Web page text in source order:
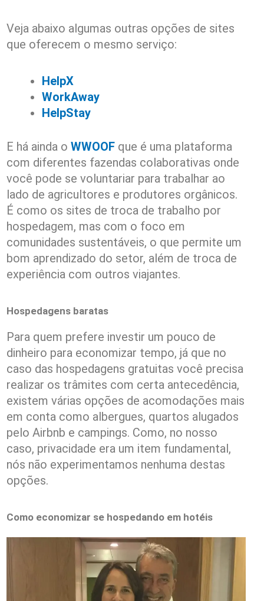
Veja abaixo algumas outras opções de sites
que oferecem o mesmo serviço:
HelpX
WorkAway
HelpStay
E há ainda o WWOOF que é uma plataforma
com diferentes fazendas colaborativas onde
você pode se voluntariar para trabalhar ao
lado de agricultores e produtores orgânicos.
É como os sites de troca de trabalho por
hospedagem, mas com o foco em
comunidades sustentáveis, o que permite um
bom aprendizado do setor, além de troca de
experiência com outros viajantes.
Hospedagens baratas
Para quem prefere investir um pouco de
dinheiro para economizar tempo, já que no
caso das hospedagens gratuitas você precisa
realizar os trâmites com certa antecedência,
existem várias opções de acomodações mais
em conta como albergues, quartos alugados
pelo Airbnb e campings. Como, no nosso
caso, privacidade era um item fundamental,
nós não experimentamos nenhuma destas
opções.
Como economizar se hospedando em hotéis